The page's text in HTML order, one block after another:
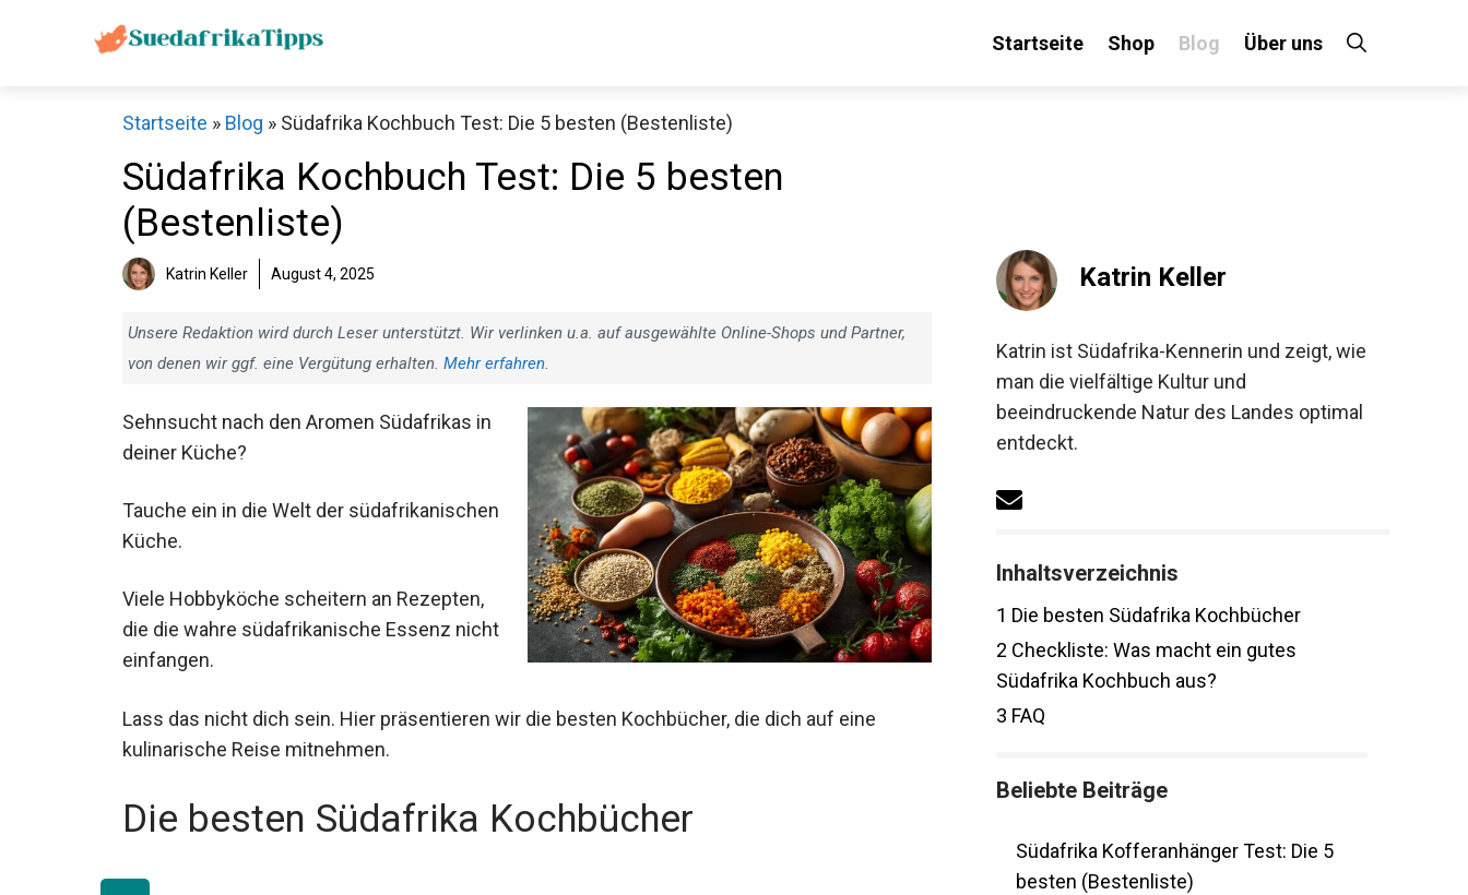
Startseite Shop Blog Über uns
Startseite » Blog » Südafrika Kochbuch Test: Die 5 besten (Bestenliste)
Südafrika Kochbuch Test: Die 5 besten
(Bestenliste)
Katrin Keller August 4, 2025
Unsere Redaktion wird durch Leser unterstützt. Wir verlinken u.a. auf ausgewählte Online-Shops und Partner,
von denen wir ggf. eine Vergütung erhalten. Mehr erfahren.
Sehnsucht nach den Aromen Südafrikas in
deiner Küche?
Tauche ein in die Welt der südafrikanischen
Küche.
Viele Hobbyköche scheitern an Rezepten,
die die wahre südafrikanische Essenz nicht
einfangen.
Lass das nicht dich sein. Hier präsentieren wir die besten Kochbücher, die dich auf eine
kulinarische Reise mitnehmen.
Die besten Südafrika Kochbücher
Katrin Keller
Katrin ist Südafrika-Kennerin und zeigt, wie
man die vielfältige Kultur und
beeindruckende Natur des Landes optimal
entdeckt.
Inhaltsverzeichnis
1 Die besten Südafrika Kochbücher
2 Checkliste: Was macht ein gutes
Südafrika Kochbuch aus?
3 FAQ
Beliebte Beiträge
Südafrika Kofferanhänger Test: Die 5
besten (Bestenliste)